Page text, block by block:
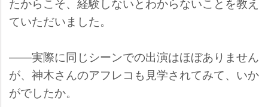
ていただいました。
――実際に同じシーンでの出演はほぼありません
が、神木さんのアフレコも見学されてみて、いか
がでしたか。